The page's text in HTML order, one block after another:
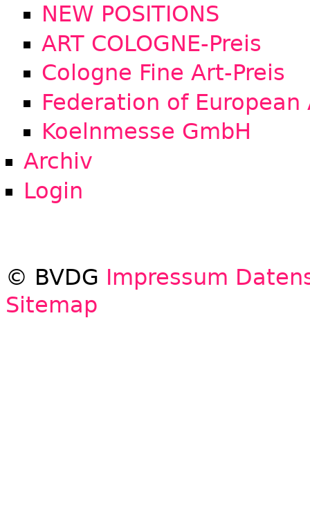
NEW POSITIONS
ART COLOGNE-Preis
Cologne Fine Art-Preis
Federation of
Koelnmesse GmbH
Archiv
Login
© BVDG Impressum
Sitemap